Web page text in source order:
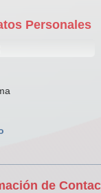
Personales
de